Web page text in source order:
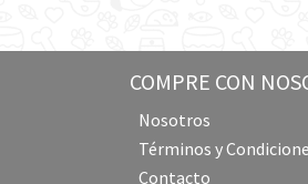
COMPRE CON
Nosotros
Términos y
Contacto